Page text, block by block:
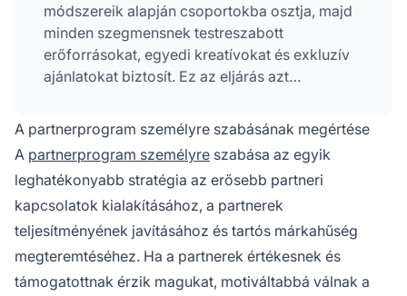
módszereik alapján csoportokba osztja, majd
minden szegmensnek testreszabott
erőforrásokat, egyedi kreatívokat és exkluzív
ajánlatokat biztosít. Ez az eljárás azt
érzik magukat, motiváltabbak lesznek, és
jelentősen javul a program teljesítménye, illetve
a konverziós arány.
A partnerprogram személyre szabásának megértése
A partnerprogram személyre szabása az egyik
leghatékonyabb stratégia az erősebb partneri
kapcsolatok kialakításához, a partnerek
teljesítményének javításához és tartós márkahűség
megteremtéséhez. Ha a partnerek értékesnek és
támogatottnak érzik magukat, motiváltabbá válnak a